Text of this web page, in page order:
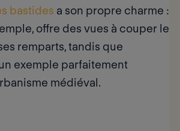
bastides a son propre charme :
offre des vues à couper le
remparts, tandis que
exemple parfaitement
médiéval.